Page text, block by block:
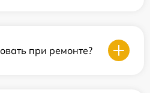
при ремонте?